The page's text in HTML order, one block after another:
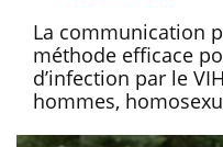
La communication
méthode efficace
d’infection par le
hommes,